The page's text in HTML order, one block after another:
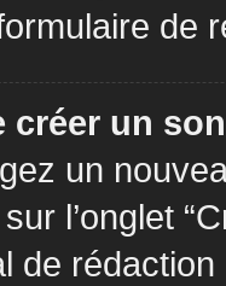
de
créer un
un
l’onglet
de